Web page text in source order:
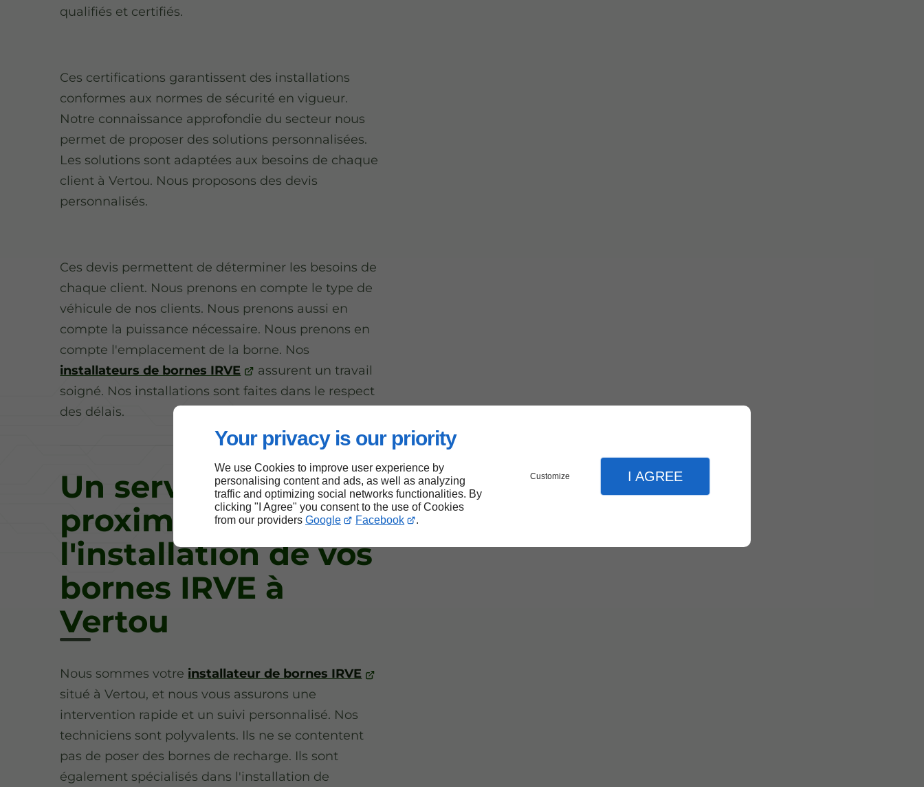
Your privacy is our priority
We use Cookies to improve user experience by
personalising content and ads, as well as analyzing
traffic and optimizing social networks functionalities. By
clicking "I Agree" you consent to the use of Cookies
from our providers Google Facebook .
Customize I AGREE
qualifiés et certifiés.
Ces certifications garantissent des installations
conformes aux normes de sécurité en vigueur.
Notre connaissance approfondie du secteur nous
permet de proposer des solutions personnalisées.
Les solutions sont adaptées aux besoins de chaque
client à Vertou. Nous proposons des devis
personnalisés.
Ces devis permettent de déterminer les besoins de
chaque client. Nous prenons en compte le type de
véhicule de nos clients. Nous prenons aussi en
compte la puissance nécessaire. Nous prenons en
compte l'emplacement de la borne. Nos
installateurs de bornes IRVE
assurent un travail
soigné. Nos installations sont faites dans le respect
des délais.
Un service de
proximité pour
l'installation de vos
bornes IRVE à
Vertou
Nous sommes votre installateur de bornes IRVE
situé à Vertou, et nous vous assurons une
intervention rapide et un suivi personnalisé. Nos
techniciens sont polyvalents. Ils ne se contentent
pas de poser des bornes de recharge. Ils sont
également spécialisés dans l'installation de